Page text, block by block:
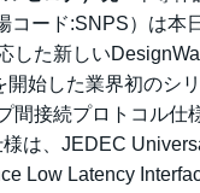
ード:SNPS）は本
た新しい
始した業界初のシ
間接続プロトコル仕
は、JEDEC
Low Latency